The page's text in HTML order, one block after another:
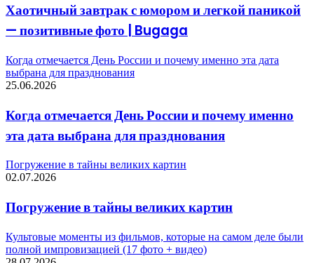
Хаотичный завтрак с юмором и легкой паникой
— позитивные фото | Bugaga
Когда отмечается День России и почему именно эта дата
выбрана для празднования
25.06.2026
Когда отмечается День России и почему именно
эта дата выбрана для празднования
Погружение в тайны великих картин
02.07.2026
Погружение в тайны великих картин
Культовые моменты из фильмов, которые на самом деле были
полной импровизацией (17 фото + видео)